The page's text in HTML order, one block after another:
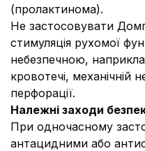
(пролактинома).
Не застосовувати
стимуляція рухомої
небезпечною,
кровотечі, механічній
перфорації.
Належні заходи
При одночасному
антацидними або